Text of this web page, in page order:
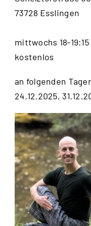
73728 Esslingen
mittwochs 18-
kostenlos
an folgenden
24.12.2025,